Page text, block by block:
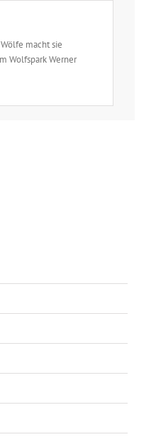
macht sie
Wolfspark Werner